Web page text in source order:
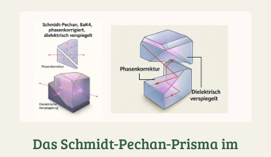
Das Schmidt-Pechan-Prisma im